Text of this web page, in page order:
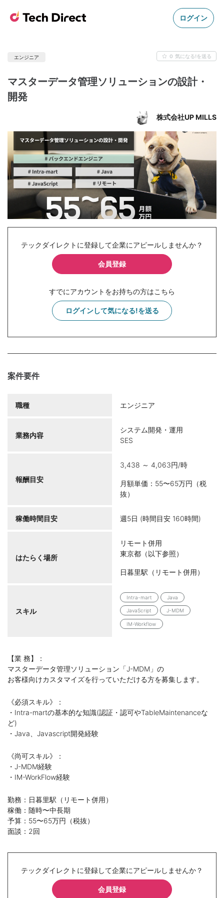
ログイン
エンジニア 0 気になる!を送る
マスターデータ管理ソリューションの設計・
開発
株式会社UP MILLS
テックダイレクトに登録して企業にアピールしませんか？
会員登録
すでにアカウントをお持ちの方はこちら
ログインして気になる!を送る
案件要件
職種 エンジニア
業務内容
システム開発・運用
SES
報酬目安
3,438 ～ 4,063円/時
月額単価：55〜65万円（税
抜）
稼働時間目安 週5日 (時間目安 160時間)
はたらく場所
リモート併用
東京都（以下参照）
日暮里駅（リモート併用）
スキル
Intra-mart Java
JavaScript J-MDM
IM-Workflow
【業 務】：
マスターデータ管理ソリューション「J-MDM」の
お客様向けカスタマイズを行っていただける方を募集します。
《必須スキル》：
・Intra-martの基本的な知識(認証・認可やTableMaintenanceな
ど)
・Java、Javascript開発経験
《尚可スキル》：
・J-MDM経験
・IM-WorkFlow経験
勤務：日暮里駅（リモート併用）
稼働：随時〜中長期
予算：55〜65万円（税抜）
面談：2回
テックダイレクトに登録して企業にアピールしませんか？
会員登録